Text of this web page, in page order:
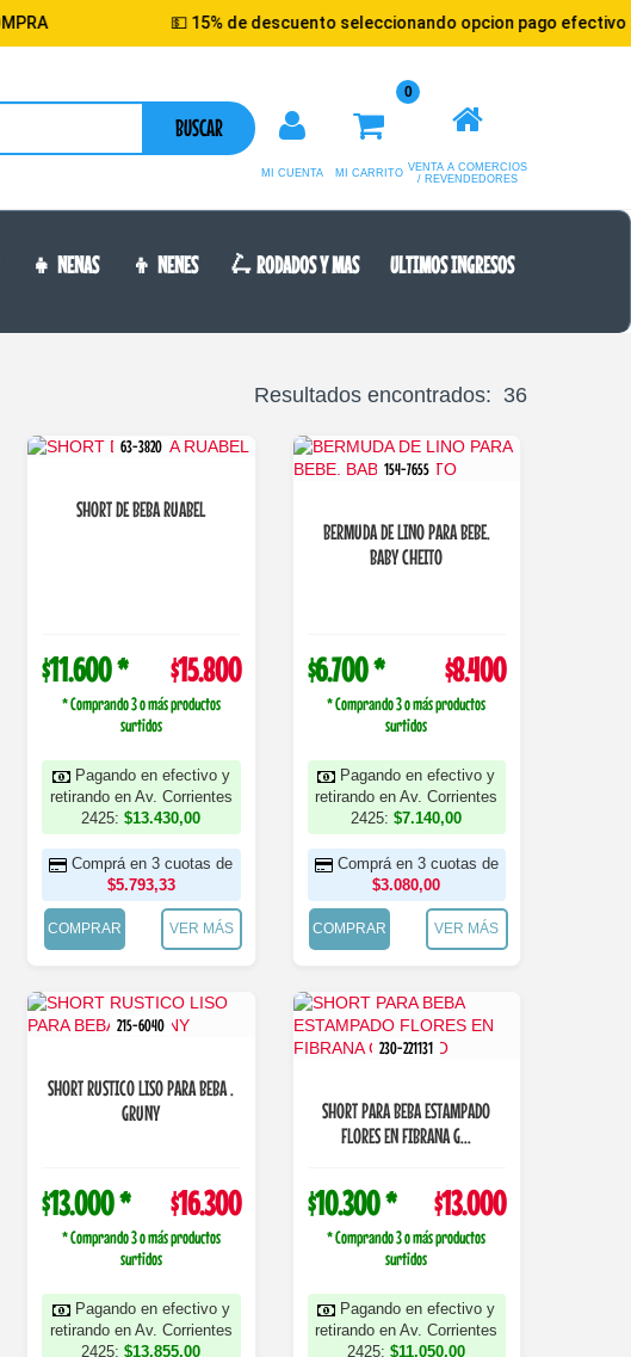
💵 15% de descuento seleccionando opcion pago efectivo
BUSCAR
MI CUENTA
0
MI CARRITO VENTA A COMERCIOS
/ REVENDEDORES
👧 NENAS 👦 NENES 🛴 RODADOS Y MAS ULTIMOS INGRESOS
Resultados encontrados: 36
63-3820
SHORT DE BEBA RUABEL
$11.600 * $15.800
* Comprando 3 o más productos
surtidos
Pagando en efectivo y
retirando en Av. Corrientes
2425:$13.430,00
Comprá en 3 cuotas de
$5.793,33
COMPRAR VER MÁS
154-7655
BERMUDA DE LINO PARA BEBE.
BABY CHEITO
$6.700 * $8.400
* Comprando 3 o más productos
surtidos
Pagando en efectivo y
retirando en Av. Corrientes
2425:$7.140,00
Comprá en 3 cuotas de
$3.080,00
COMPRAR VER MÁS
215-6040
SHORT RUSTICO LISO PARA BEBA .
GRUNY
$13.000 * $16.300
* Comprando 3 o más productos
surtidos
Pagando en efectivo y
retirando en Av. Corrientes
2425:$13.855,00
230-221131
SHORT PARA BEBA ESTAMPADO
FLORES EN FIBRANA G...
$10.300 * $13.000
* Comprando 3 o más productos
surtidos
Pagando en efectivo y
retirando en Av. Corrientes
2425:$11.050,00